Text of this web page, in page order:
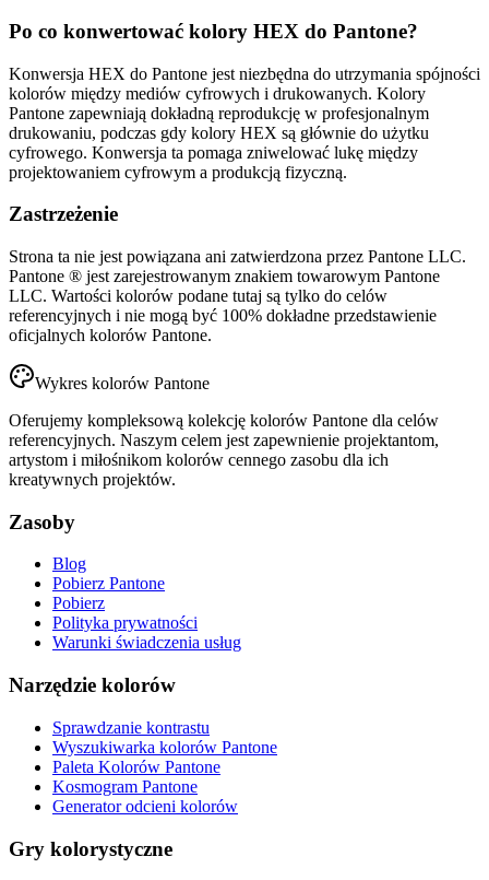
Po co konwertować kolory HEX do Pantone?
Konwersja HEX do Pantone jest niezbędna do utrzymania spójności
kolorów między mediów cyfrowych i drukowanych. Kolory
Pantone zapewniają dokładną reprodukcję w profesjonalnym
drukowaniu, podczas gdy kolory HEX są głównie do użytku
cyfrowego. Konwersja ta pomaga zniwelować lukę między
projektowaniem cyfrowym a produkcją fizyczną.
Zastrzeżenie
Strona ta nie jest powiązana ani zatwierdzona przez Pantone LLC.
Pantone ® jest zarejestrowanym znakiem towarowym Pantone
LLC. Wartości kolorów podane tutaj są tylko do celów
referencyjnych i nie mogą być 100% dokładne przedstawienie
oficjalnych kolorów Pantone.
Wykres kolorów Pantone
Oferujemy kompleksową kolekcję kolorów Pantone dla celów
referencyjnych. Naszym celem jest zapewnienie projektantom,
artystom i miłośnikom kolorów cennego zasobu dla ich
kreatywnych projektów.
Zasoby
Blog
Pobierz Pantone
Pobierz
Polityka prywatności
Warunki świadczenia usług
Narzędzie kolorów
Sprawdzanie kontrastu
Wyszukiwarka kolorów Pantone
Paleta Kolorów Pantone
Kosmogram Pantone
Generator odcieni kolorów
Gry kolorystyczne